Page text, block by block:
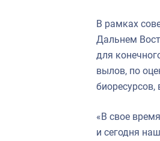
В рамках
Дальнем
для
вылов, по
«В свое
и сегодня